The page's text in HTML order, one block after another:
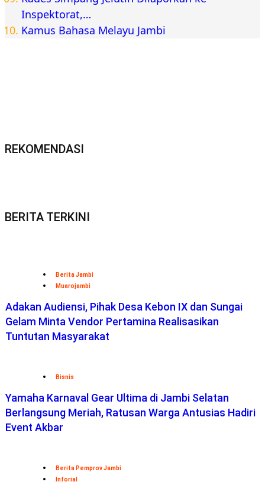
Inspektorat,…
Kamus Bahasa Melayu Jambi
REKOMENDASI
BERITA TERKINI
Berita Jambi
Muarojambi
Adakan Audiensi, Pihak Desa Kebon IX dan Sungai
Gelam Minta Vendor Pertamina Realisasikan
Tuntutan Masyarakat
Bisnis
Yamaha Karnaval Gear Ultima di Jambi Selatan
Berlangsung Meriah, Ratusan Warga Antusias Hadiri
Event Akbar
Berita Pemprov Jambi
Inforial